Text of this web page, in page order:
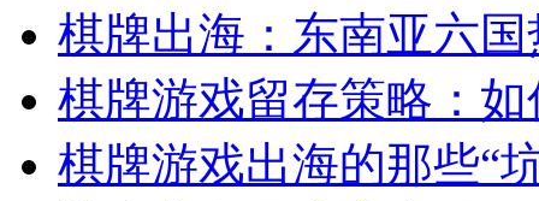
棋牌出海：东南亚六
棋牌游戏留存策略：
棋牌游戏出海的那些“